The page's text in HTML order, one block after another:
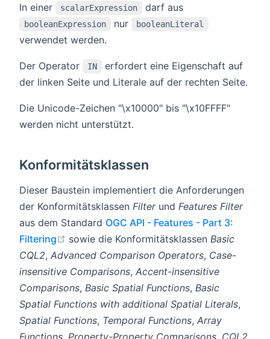
In einer scalarExpression darf aus
booleanExpression nur booleanLiteral
verwendet werden.
Der Operator IN
erfordert eine Eigenschaft auf
der linken Seite und Literale auf der rechten Seite.
Die Unicode-Zeichen "\x10000" bis "\x10FFFF"
werden nicht unterstützt.
Konformitätsklassen
Dieser Baustein implementiert die Anforderungen
der Konformitätsklassen Filterund Features Filter
aus dem Standard OGC API - Features - Part 3:
Filtering
open in new window
sowie die Konformitätsklassen Basic
CQL2, Advanced Comparison Operators, Case-
insensitive Comparisons, Accent-insensitive
Comparisons, Basic Spatial Functions, Basic
Spatial Functions with additional Spatial Literals,
Spatial Functions, Temporal Functions, Array
Functions, Property-Property Comparisons, CQL2